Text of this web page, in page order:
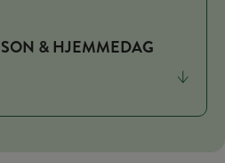
& HJEMMEDAG